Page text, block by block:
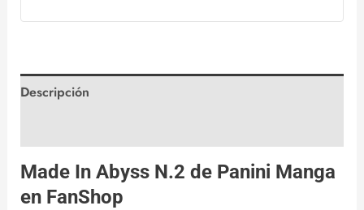
Descripción
Made In Abyss N.2 de Panini Manga
en FanShop